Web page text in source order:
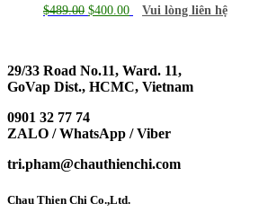
$489.00 $400.00 Vui lòng liên hệ
29/33 Road No.11, Ward. 11,
GoVap Dist., HCMC, Vietnam
0901 32 77 74
ZALO / WhatsApp / Viber
tri.pham@chauthienchi.com
Chau Thien Chi Co.,Ltd.